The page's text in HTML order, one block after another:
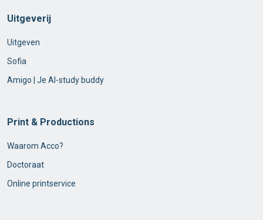
Uitgeverij
Uitgeven
Sofia
Amigo | Je AI-study buddy
Print & Productions
Waarom Acco?
Doctoraat
Online printservice